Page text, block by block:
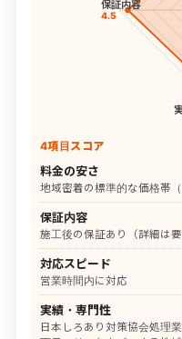
保証内容
4.5
4項目スコア
料金の安さ
地域密着の標準的な価格帯
保証内容
施工後の保証あり（詳細は要
対応スピード
営業時間内に対応
実績・専門性
日本しろあり対策協会処理